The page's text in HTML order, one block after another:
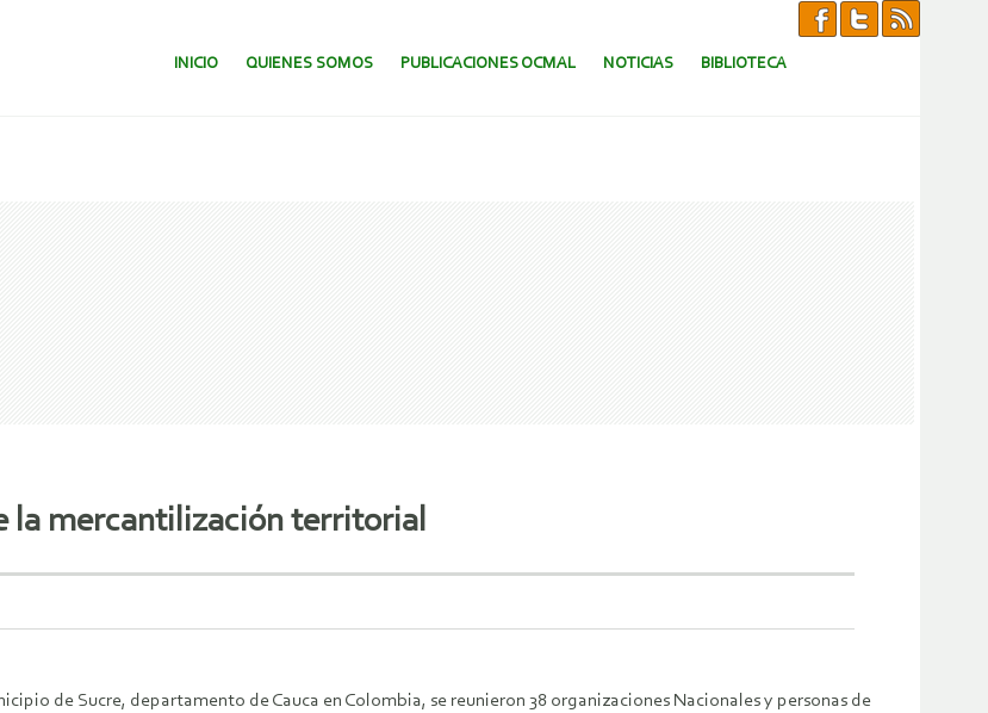
SALTAR AL CONTENIDO.
INICIO QUIENES SOMOS PUBLICACIONES OCMAL NOTICIAS BIBLIOTECA
la mercantilización territorial
de Sucre, departamento de Cauca en Colombia, se reunieron 38 organizaciones Nacionales y personas de